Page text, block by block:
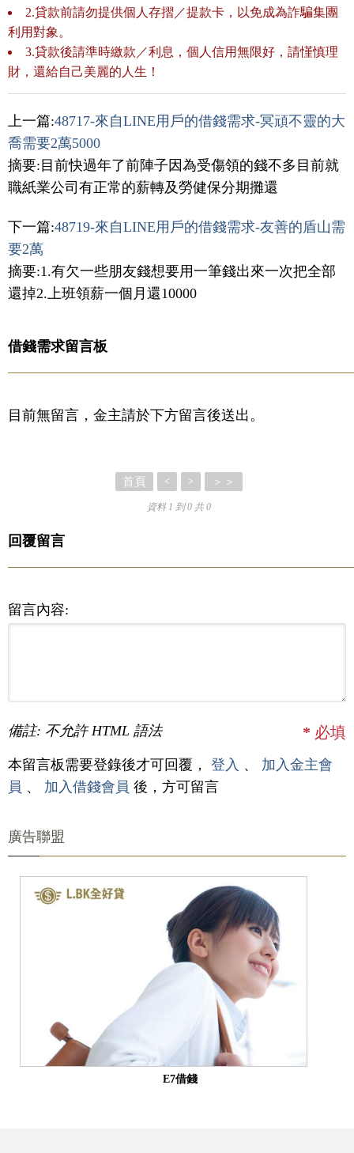
2.貸款前請勿提供個人存摺／提款卡，以免成為詐騙集團
利用對象。
3.貸款後請準時繳款／利息，個人信用無限好，請慬慎理
財，還給自己美麗的人生！
上一篇:48717-來自LINE用戶的借錢需求-冥頑不靈的大
喬需要2萬5000
摘要:目前快過年了前陣子因為受傷領的錢不多目前就
職紙業公司有正常的薪轉及勞健保分期攤還
下一篇:48719-來自LINE用戶的借錢需求-友善的盾山需
要2萬
摘要:1.有欠一些朋友錢想要用一筆錢出來一次把全部
還掉2.上班領薪一個月還10000
借錢需求留言板
目前無留言，金主請於下方留言後送出。
首頁 < > ＞＞
資料 1 到 0 共 0
回覆留言
留言內容:
備註: 不允許 HTML 語法 * 必填
本留言板需要登錄後才可回覆， 登入 、 加入金主會
員 、 加入借錢會員 後，方可留言
廣告聯盟
E7借錢